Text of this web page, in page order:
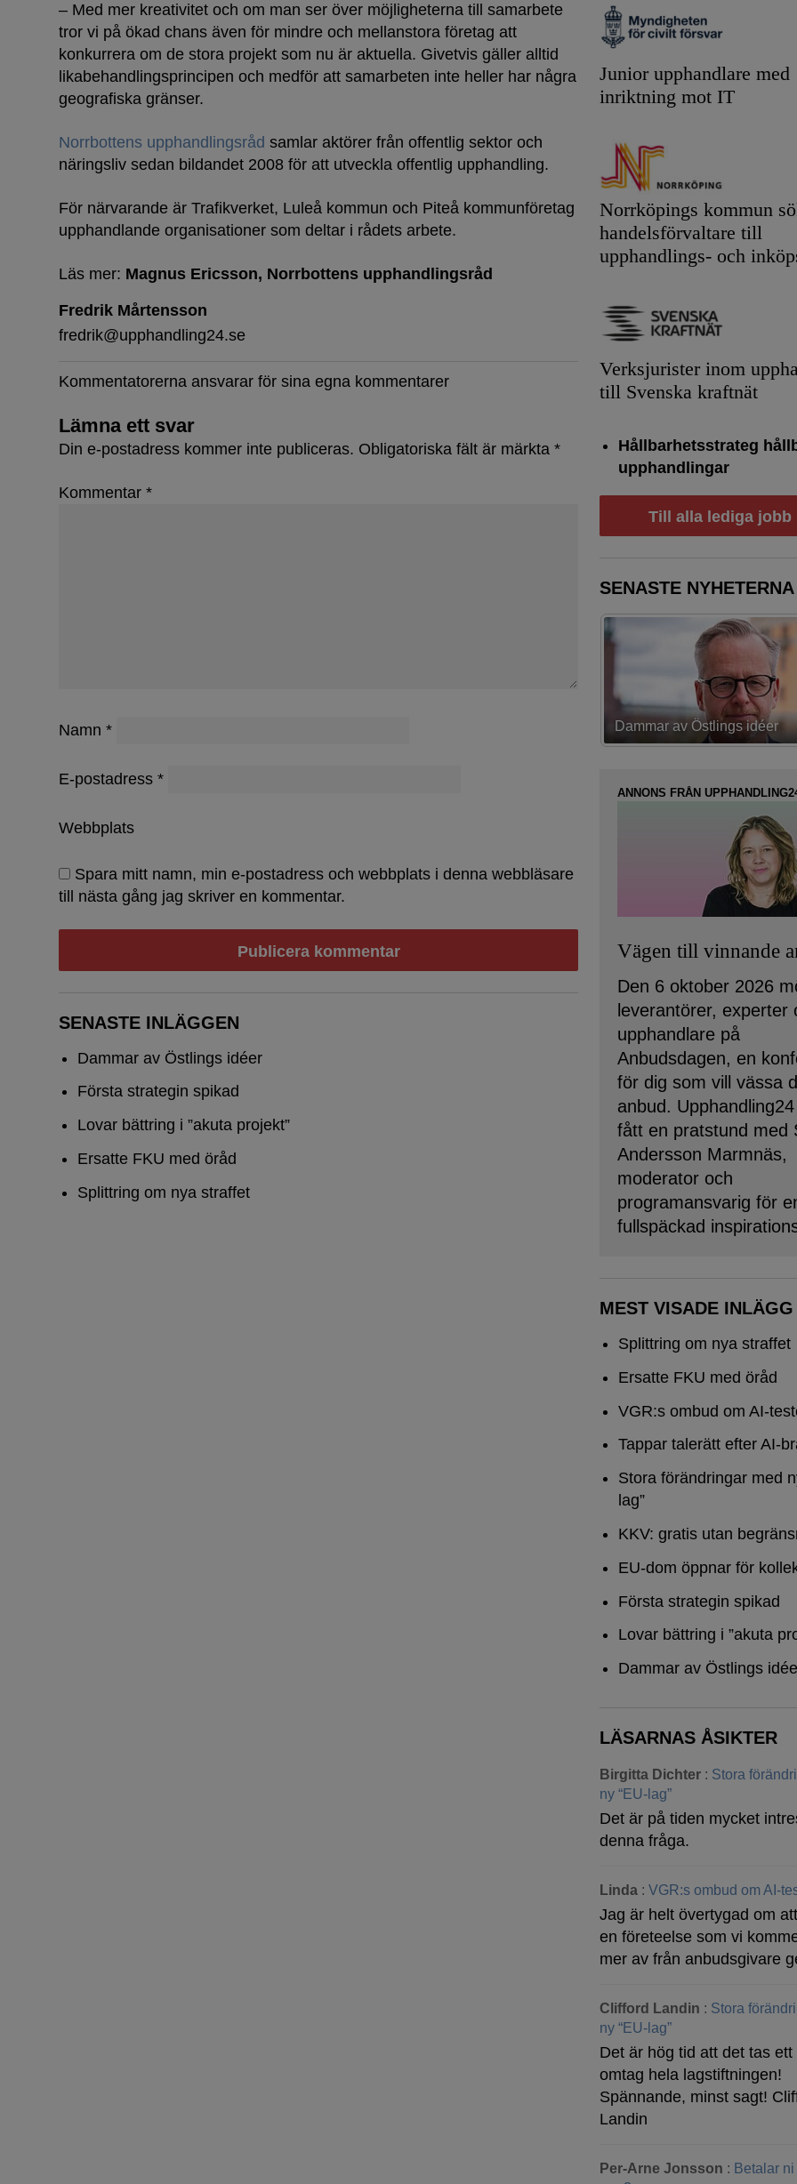
– Med mer kreativitet och om man ser över möjligheterna till samarbete
tror vi på ökad chans även för mindre och mellanstora företag att
konkurrera om de stora projekt som nu är aktuella. Givetvis gäller alltid
likabehandlingsprincipen och medför att samarbeten inte heller har några
geografiska gränser.
Norrbottens upphandlingsråd samlar aktörer från offentlig sektor och
näringsliv sedan bildandet 2008 för att utveckla offentlig upphandling.
För närvarande är Trafikverket, Luleå kommun och Piteå kommunföretag
upphandlande organisationer som deltar i rådets arbete.
Läs mer: Magnus Ericsson Norrbottens upphandlingsråd
Fredrik Mårtensson
fredrik@upphandling24.se
Kommentatorerna ansvarar för sina egna kommentarer
Lämna ett svar
Din e-postadress kommer inte publiceras. Obligatoriska fält är märkta *
Kommentar *
Namn *
E-postadress *
Webbplats
Spara mitt namn, min e-postadress och webbplats i denna webbläsare
till nästa gång jag skriver en kommentar.
SENASTE INLÄGGEN
Dammar av Östlings idéer
Första strategin spikad
Lovar bättring i ”akuta projekt”
Ersatte FKU med öråd
Splittring om nya straffet
Junior upphandlare med
inriktning mot IT
Norrköpings kommun
handelsförvaltare till
upphandlings- och
Verksjurister inom
till Svenska kraftnät
Hållbarhetsstrateg
upphandlingar
Till alla lediga jobb
SENASTE NYHETERNA
Första strategin spikad
ANNONS FRÅN
Vägen till vinnande
Den 6 oktober 2026
leverantörer, experter
upphandlare på
Anbudsdagen, en
för dig som vill vässa
anbud.
fått en pratstund med
Andersson Marmnäs,
moderator och
programansvarig för
fullspäckad
MEST VISADE INLÄGG
Splittring om nya straffet
Ersatte FKU med öråd
VGR:s ombud om AI-
Tappar talerätt efter AI-
Stora förändringar med
lag”
KKV: gratis utan
EU-dom öppnar för
Första strategin spikad
Lovar bättring i ”akuta
Dammar av Östlings
LÄSARNAS ÅSIKTER
Birgitta Dichter : Stora
ny “EU-lag”
Det är på tiden mycket
denna fråga.
Linda :VGR:s ombud om AI-
Jag är helt övertygad om
en företeelse som vi
mer av från anbudsgivare
Clifford Landin : Stora
ny “EU-lag”
Det är hög tid att det tas ett
omtag hela lagstiftningen!
Spännande, minst sagt!
Landin
Per-Arne Jonsson : Betalar